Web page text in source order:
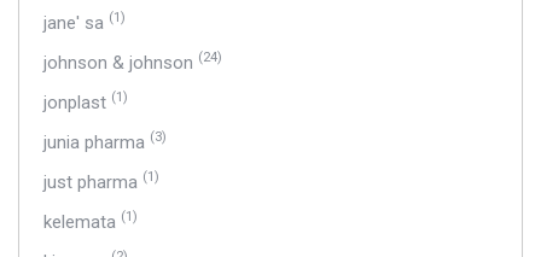
jane' sa (1)
johnson & johnson (24)
jonplast (1)
junia pharma (3)
just pharma (1)
kelemata (1)